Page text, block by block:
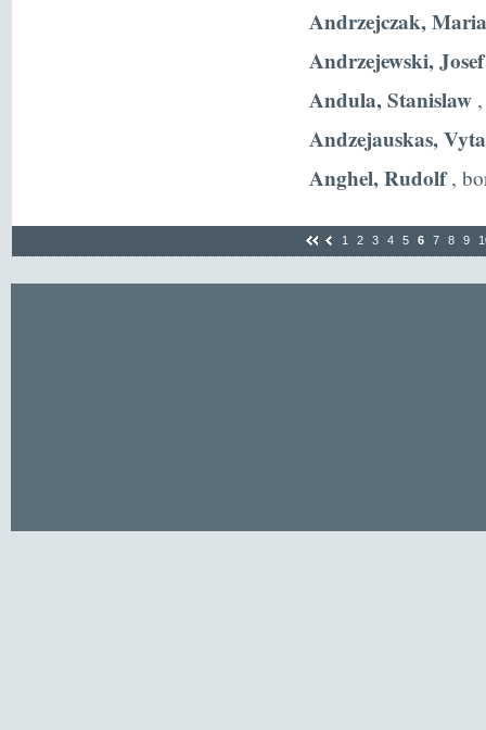
Andrzejczak,
Andrzejewski, Josef
Andula, Stanislaw
Andzejauskas,
Anghel, Rudolf,
1 2 3 4 5 6 7 8 9